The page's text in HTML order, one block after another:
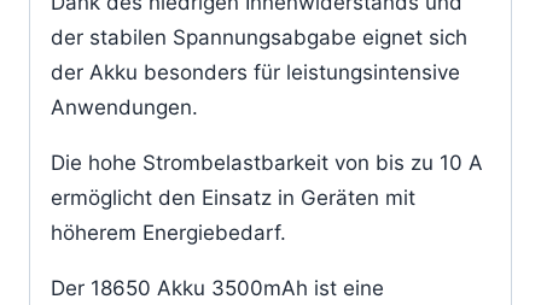
der stabilen Spannungsabgabe eignet sich
der Akku besonders für leistungsintensive
Anwendungen.
Die hohe Strombelastbarkeit von bis zu 10 A
ermöglicht den Einsatz in Geräten mit
höherem Energiebedarf.
Der 18650 Akku 3500mAh ist eine